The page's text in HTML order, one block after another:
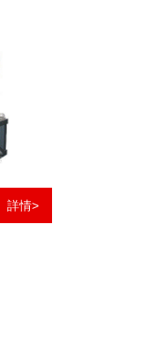
詳情>